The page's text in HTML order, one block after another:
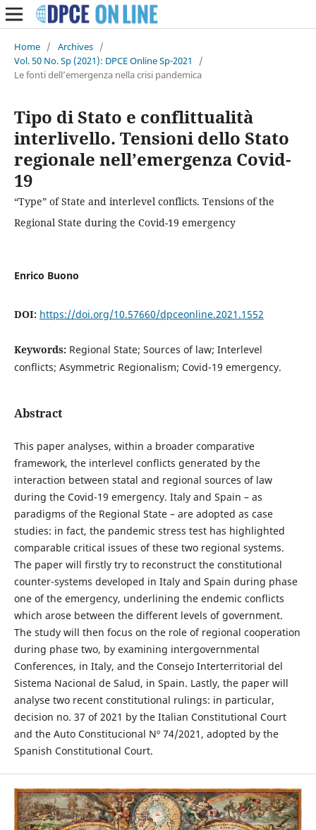
Home / Archives /
Vol. 50 No. Sp (2021): DPCE Online Sp-2021
/
Le fonti dell’emergenza nella crisi pandemica
Tipo di Stato e conflittualità
interlivello. Tensioni dello Stato
regionale nell’emergenza Covid-
19
“Type” of State and interlevel conflicts. Tensions of the
Regional State during the Covid-19 emergency
Enrico Buono
DOI: https://doi.org/10.57660/dpceonline.2021.1552
Keywords: Regional State; Sources of law; Interlevel
conflicts; Asymmetric Regionalism; Covid-19 emergency.
Abstract
This paper analyses, within a broader comparative
framework, the interlevel conflicts generated by the
interaction between statal and regional sources of law
during the Covid-19 emergency. Italy and Spain – as
paradigms of the Regional State – are adopted as case
studies: in fact, the pandemic stress test has highlighted
comparable critical issues of these two regional systems.
The paper will firstly try to reconstruct the constitutional
counter-systems developed in Italy and Spain during phase
one of the emergency, underlining the endemic conflicts
which arose between the different levels of government.
The study will then focus on the role of regional cooperation
during phase two, by examining intergovernmental
Conferences, in Italy, and the Consejo Interterritorial del
Sistema Nacional de Salud, in Spain. Lastly, the paper will
analyse two recent constitutional rulings: in particular,
decision no. 37 of 2021 by the Italian Constitutional Court
and the Auto Constitucional Nº 74/2021, adopted by the
Spanish Constitutional Court.